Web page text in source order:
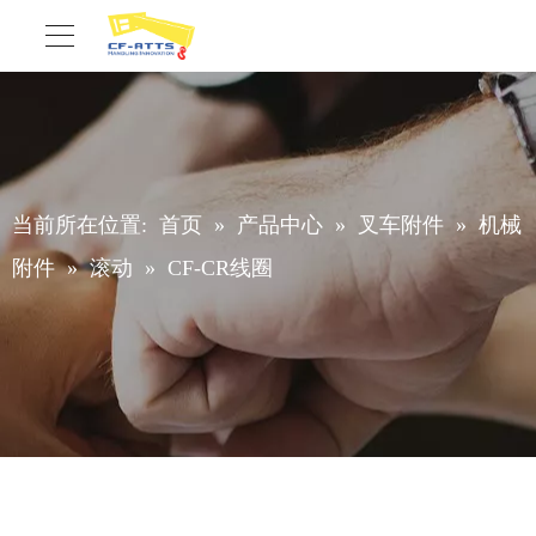
当前所在位置: 首页 » 产品中心 » 叉车附件 » 机械
附件 » 滚动 » CF-CR线圈